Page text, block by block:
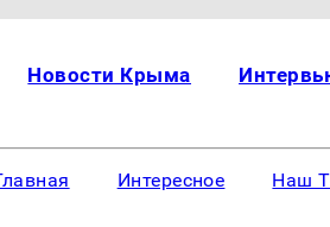
Новости Крыма
Интересное Наш